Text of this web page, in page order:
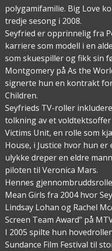
polygamifamilie. Big Love
tredje sesong i 2008.
Seyfried er opprinnelig fra
karriere som modell i en
som skuespiller og fikk sin
Montgomery på As the
signerte hun en kontrakt
Children.
Seyfrieds TV-roller
tolkning av et voldtektsoffer
Victims Unit, en rolle som
House, i Justice hvor hun
ulykke dreper en eldre
piloten til Veronica Mars.
Hennes
Mean Girls fra 2004 hvor
Lindsay Lohan og Rachel
Screen Team Award" på
I 2005 spilte hun
Sundance Film Festival til